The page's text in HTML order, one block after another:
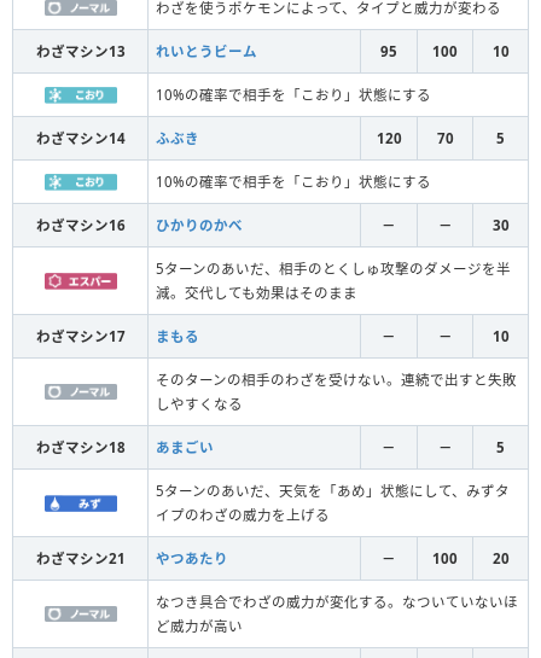
わざを使うポケモンによって、タイプと威力が変わる
わざマシン13 れいとうビーム 95 100 10
10%の確率で相手を「こおり」状態にする
わざマシン14 ふぶき 120 70 5
10%の確率で相手を「こおり」状態にする
わざマシン16 ひかりのかべ － － 30
5ターンのあいだ、相手のとくしゅ攻撃のダメージを半
減。交代しても効果はそのまま
わざマシン17 まもる － － 10
そのターンの相手のわざを受けない。連続で出すと失敗
しやすくなる
わざマシン18 あまごい － － 5
5ターンのあいだ、天気を「あめ」状態にして、みずタ
イプのわざの威力を上げる
わざマシン21 やつあたり － 100 20
なつき具合でわざの威力が変化する。なついていないほ
ど威力が高い